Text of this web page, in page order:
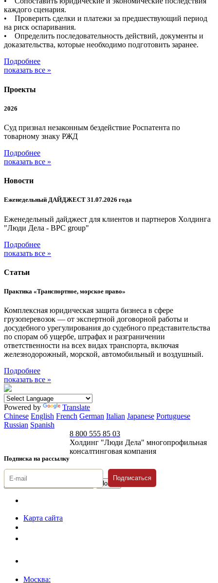
каждого сценария.
• Проверить сделки и платежи за предшествующий период
на риск оспаривания.
• Определить последовательность действий, документы и
доказательства, которые необходимо подготовить заранее.
Подробнее
показать все »
Проекты
2026
Суд признал незаконным бездействие Роспатента по
товарному знаку РЖД
Подробнее
показать все »
Новости
Еженедельный ДАЙДЖЕСТ 31.07.2026 года
Еженедельный дайджест для клиентов и партнеров Холдинга
"Люди Дела - BPC group"
Подробнее
показать все »
Статьи
Практика «Транспортное, морское право»
Комплексная юридическая защита бизнеса в сфере
грузоперевозок — от экспертной договорной работы и
досудебного урегулирования до судебного представительства
по спорам об ущербе, штрафах и разграничении
ответственности на всех видах транспорта, включая
железнодорожный, морской, автомобильный и воздушный.
Подробнее
показать все »
Powered by
Translate
Chinese English French German Italian Japanese Portuguese
Russian Spanish
Подписка на рассылку
8 800 555 85 03
Холдинг "Люди Дела" многопрофильная
консалтинговая компания
Подписаться
Карта сайта
Москва: